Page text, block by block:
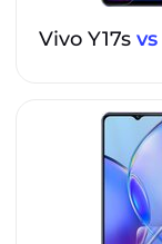
Vivo Y17s vs